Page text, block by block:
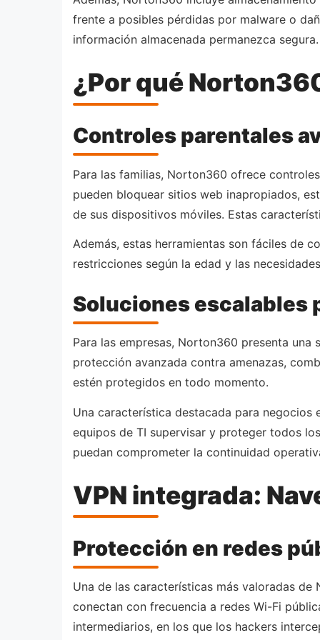
frente a posibles pérdidas por malware o
información almacenada permanezca segura.
¿Por qué
Controles parentales
Para las familias, Norton360 ofrece
pueden bloquear sitios web inapropiados,
de sus dispositivos móviles. Estas
Además, estas herramientas son fáciles de
restricciones según la edad y las
Soluciones escalables
Para las empresas, Norton360 presenta
protección avanzada contra amenazas,
estén protegidos en todo momento.
Una característica destacada para
equipos de TI supervisar y proteger todos
puedan comprometer la continuidad
VPN integrada:
Protección en redes
Una de las características más valoradas
conectan con frecuencia a redes Wi-Fi
intermediarios, en los que los hackers